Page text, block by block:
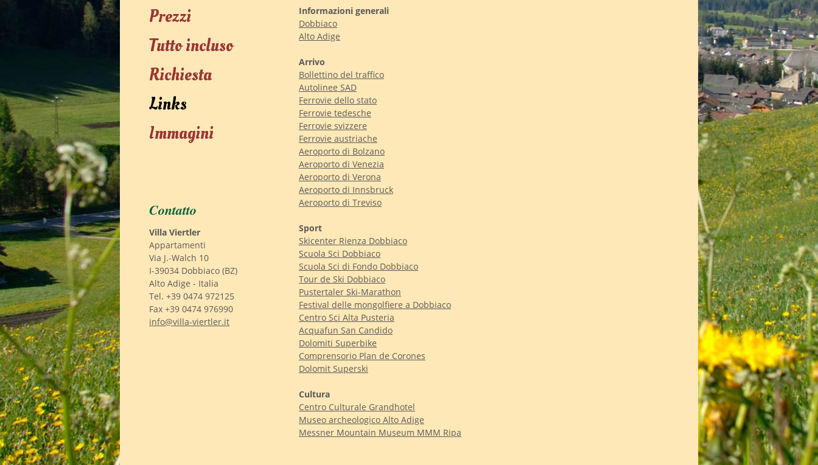
Prezzi
Tutto incluso
Richiesta
Links
Immagini
Contatto
Villa Viertler
Appartamenti
Via J.-Walch 10
I-39034 Dobbiaco (BZ)
Alto Adige - Italia
Tel. +39 0474 972125
Fax +39 0474 976990
info@villa-viertler.it
Informazioni generali
Dobbiaco
Alto Adige
Arrivo
Bollettino del traffico
Autolinee SAD
Ferrovie dello stato
Ferrovie tedesche
Ferrovie svizzere
Ferrovie austriache
Aeroporto di Bolzano
Aeroporto di Venezia
Aeroporto di Verona
Aeroporto di Innsbruck
Aeroporto di Treviso
Sport
Skicenter Rienza Dobbiaco
Scuola Sci Dobbiaco
Scuola Sci di Fondo Dobbiaco
Tour de Ski Dobbiaco
Pustertaler Ski-Marathon
Festival delle mongolfiere a Dobbiaco
Centro Sci Alta Pusteria
Acquafun San Candido
Dolomiti Superbike
Comprensorio Plan de Corones
Dolomit Superski
Cultura
Centro Culturale Grandhotel
Museo archeologico Alto Adige
Messner Mountain Museum MMM Ripa